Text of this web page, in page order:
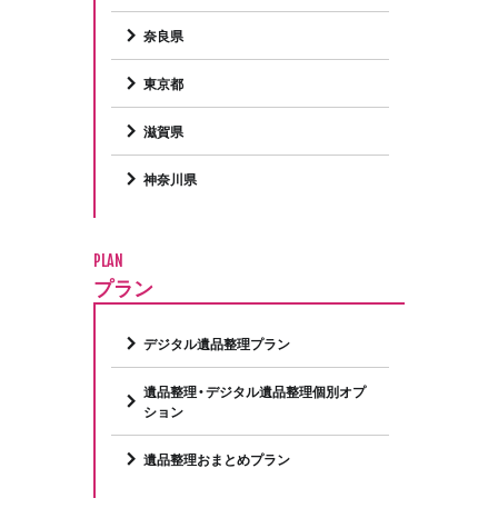
奈良県
東京都
滋賀県
神奈川県
PLAN
プラン
デジタル遺品整理プラン
遺品整理・デジタル遺品整理個別オプ
ション
遺品整理おまとめプラン